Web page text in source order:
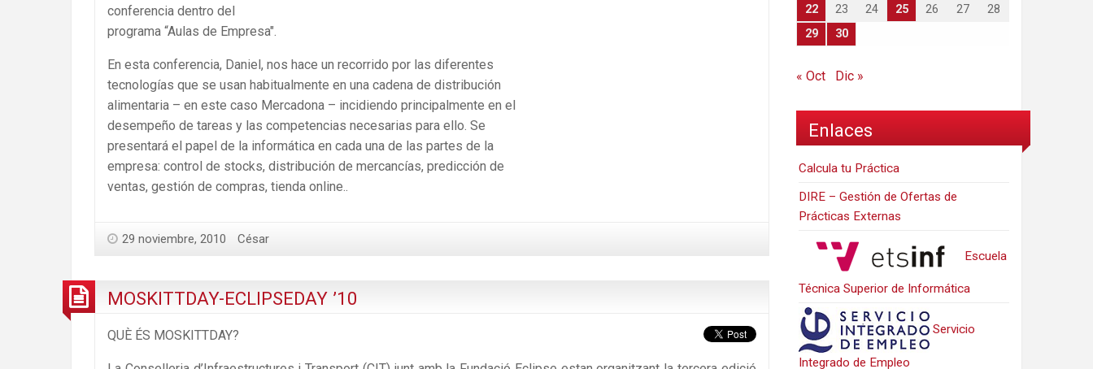
conferencia dentro del
programa “Aulas de Empresa″.
En esta conferencia, Daniel, nos hace un recorrido por las diferentes
tecnologías que se usan habitualmente en una cadena de distribución
alimentaria – en este caso Mercadona – incidiendo principalmente en el
desempeño de tareas y las competencias necesarias para ello. Se
presentará el papel de la informática en cada una de las partes de la
empresa: control de stocks, distribución de mercancías, predicción de
ventas, gestión de compras, tienda online..
29 noviembre, 2010 César
MOSKITTDAY-ECLIPSEDAY ’10
QUÈ ÉS MOSKITTDAY?
22
23 24 25 26 27
28
29
30
« Oct Dic »
Enlaces
Calcula tu Práctica
DIRE – Gestión de Ofertas de
Prácticas Externas
Escuela
Técnica Superior de Informática
Servicio
Integrado de Empleo